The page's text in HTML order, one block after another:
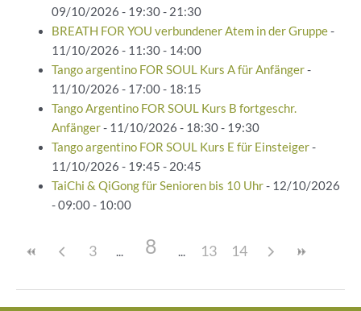
09/10/2026 - 19:30 - 21:30
BREATH FOR YOU verbundener Atem in der Gruppe-
11/10/2026 - 11:30 - 14:00
Tango argentino FOR SOUL Kurs A für Anfänger-
11/10/2026 - 17:00 - 18:15
Tango Argentino FOR SOUL Kurs B fortgeschr.
Anfänger- 11/10/2026 - 18:30 - 19:30
Tango argentino FOR SOUL Kurs E für Einsteiger-
11/10/2026 - 19:45 - 20:45
TaiChi & QiGong für Senioren bis 10 Uhr- 12/10/2026
- 09:00 - 10:00
3 8 13 14